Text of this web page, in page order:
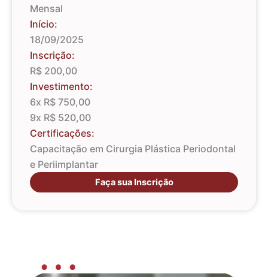
Mensal
Início:
18/09/2025
Inscrição:
R$ 200,00
Investimento:
6x R$ 750,00
9x R$ 520,00
Certificações:
Capacitação em Cirurgia Plástica Periodontal
e Periimplantar
Faça sua Inscrição